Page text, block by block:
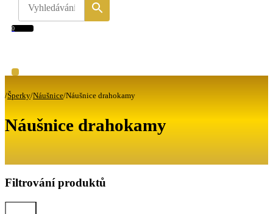
0
/Šperky/Náušnice/Náušnice drahokamy
Náušnice drahokamy
Filtrování produktů